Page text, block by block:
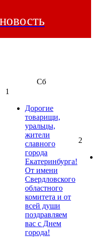
Сб
1
Дорогие
товарищи,
уральцы,
жители
славного
города
Екатеринбурга!
От имени
Свердловского
областного
комитета и от
всей души
поздравляем
вас с Днем
города!
2